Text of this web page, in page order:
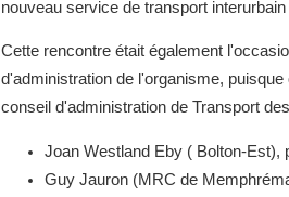
nouveau service de transport
Cette rencontre était également
d'administration de l'organisme,
conseil d'administration de Transport
Joan Westland Eby ( Bolton-Est),
Guy Jauron (MRC de